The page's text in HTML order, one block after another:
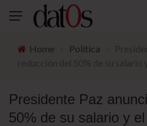
Home Política
Presidente Paz
50% de su salario y